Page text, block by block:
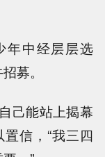
年中经层层选
募。
己能站上揭幕
信，“我三四